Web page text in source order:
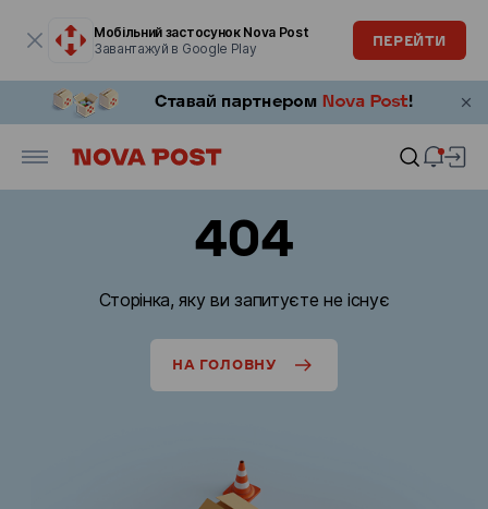
Мобільний застосунок Nova Post
Завантажуй в Google Play
ПЕРЕЙТИ
404
Сторінка, яку ви запитуєте не існує
НА ГОЛОВНУ